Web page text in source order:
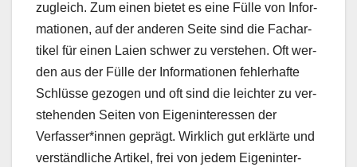
zugle­ich. Zum einen bietet es eine Fülle von Infor­
ma­tio­nen, auf der anderen Seite sind die Fachar­
tikel für einen Laien schw­er zu ver­ste­hen. Oft wer­
den aus der Fülle der Infor­ma­tio­nen fehler­hafte
Schlüsse gezo­gen und oft sind die leichter zu ver­
ste­hen­den Seit­en von Eigen­in­ter­essen der
Verfasser*innen geprägt. Wirk­lich gut erk­lärte und
ver­ständliche Artikel, frei von jedem Eigen­in­ter­